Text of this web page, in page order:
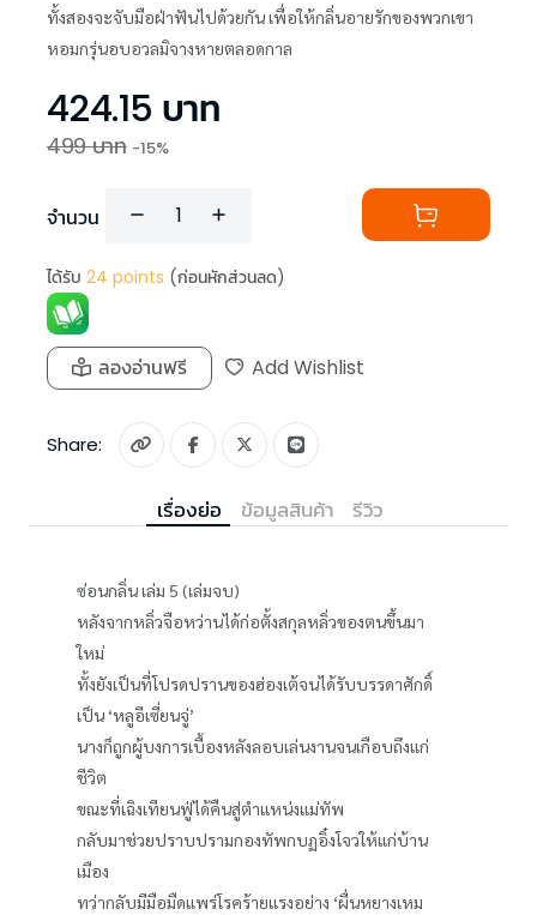
ทั้งสองจะจับมือฝ่าฟันไปด้วยกัน เพื่อให้กลิ่นอายรักของพวกเขา
หอมกรุ่นอบอวลมิจางหายตลอดกาล
424.15 บาท
499บาท -15%
จำนวน
ได้รับ 24 points (ก่อนหักส่วนลด)
ลองอ่านฟรี Add Wishlist
Share:
เรื่องย่อ ข้อมูลสินค้า รีวิว
ซ่อนกลิ่น เล่ม 5 (เล่มจบ)
หลังจากหลิ่วจือหว่านได้ก่อตั้งสกุลหลิ่วของตนขึ้นมา
ใหม่
ทั้งยังเป็นที่โปรดปรานของฮ่องเต้จนได้รับบรรดาศักดิ์
เป็น ‘หลูอีเซี่ยนจู่’
นางก็ถูกผู้บงการเบื้องหลังลอบเล่นงานจนเกือบถึงแก่
ชีวิต
ขณะที่เฉิงเทียนฟู่ได้คืนสู่ตำแหน่งแม่ทัพ
กลับมาช่วยปราบปรามกองทัพกบฏอิ๋งโจวให้แก่บ้าน
เมือง
ทว่ากลับมีมือมืดแพร่โรคร้ายแรงอย่าง ‘ผื่นหยางเหม